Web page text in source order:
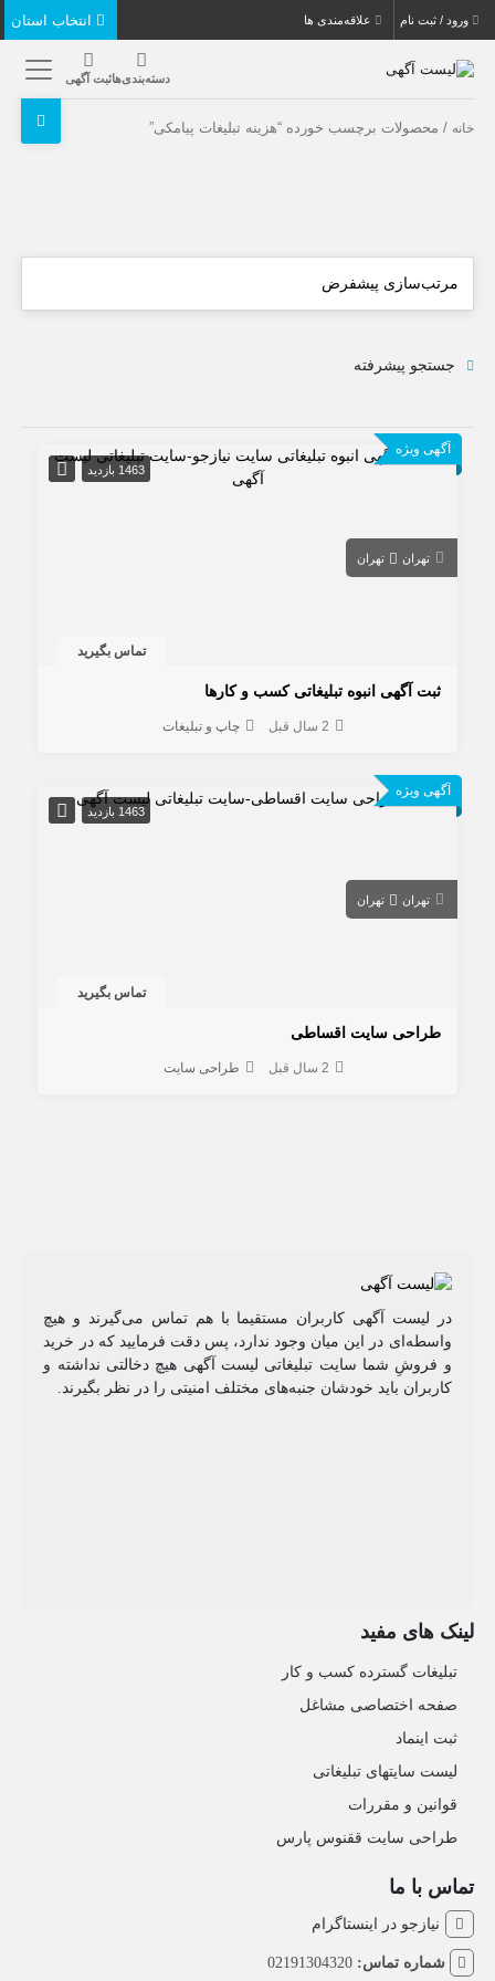
ورود / ثبت نام علاقه‌مندی ها
دسته‌بندی‌هاثبت آگهی
خانه / محصولات برچسب خورده “هزینه تبلیغات پیامکی”
جستجو پیشرفته
آگهی ویژه
1463 بازدید
تهران تهران
تماس بگیرید
ثبت آگهی انبوه تبلیغاتی کسب و کارها
2 سال قبل چاپ و تبلیغات
آگهی ویژه
1463 بازدید
تهران تهران
تماس بگیرید
طراحی سایت اقساطی
2 سال قبل طراحی سایت
در لیست آگهی کاربران مستقیما با هم تماس می‌گیرند و هیچ
واسطه‌ای در این میان وجود ندارد، پس دقت فرمایید که در خرید
و فروشِ شما سایت تبلیغاتی لیست آگهی هیچ دخالتی نداشته و
کاربران باید خودشان جنبه‌های مختلف امنیتی را در نظر بگیرند.
لینک های مفید
تبلیغات گسترده کسب و کار
صفحه اختصاصی مشاغل
ثبت اینماد
لیست سایتهای تبلیغاتی
قوانین و مقررات
طراحی سایت ققنوس پارس
تماس با ما
نیازجو در اینستاگرام
شماره تماس:02191304320